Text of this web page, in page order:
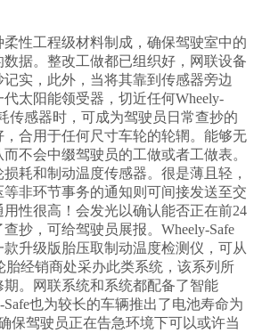
工程级材料制成，确保驾驶室中的
据。整改工做都已组织好，网联设备
实，此外，当将其靠到传感器旁边
太阳能领受器，切近任何Wheely-
传感器时，可成为驾驶员日常查抄的
合用于任何尺寸车轮的轮辋。能够无
不会中缀驾驶员的工做或者工做表。
耗和制动温度传感器。很是薄且轻，
非环节事务的通知则可间接发送至交
性很高！会发光以确认能否正在前24
抄，可给驾驶员展报。Wheely-Safe
升级版胎压取制动温度检测仪，可从
胎经销商处采办此类系统，该系列所
。网联系统和系统都配备了智能
Safe也为较长的车辆推出了电池寿命为
保驾驶员正在告急环境下可以或许当